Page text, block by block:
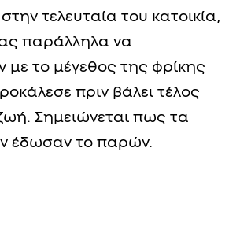
τελευταία του κατοικία,
παράλληλα να
με το μέγεθος της φρίκης
πριν βάλει τέλος
Σημειώνεται πως τα
έδωσαν το παρών.